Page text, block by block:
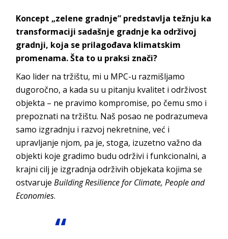
Koncept „zelene gradnje” predstavlja težnju ka
transformaciji sadašnje gradnje ka održivoj
gradnji, koja se prilagođava klimatskim
promenama. Šta to u praksi znači?
Kao lider na tržištu, mi u MPC-u razmišljamo
dugoročno, a kada su u pitanju kvalitet i održivost
objekta – ne pravimo kompromise, po čemu smo i
prepoznati na tržištu. Naš posao ne podrazumeva
samo izgradnju i razvoj nekretnine, već i
upravljanje njom, pa je, stoga, izuzetno važno da
objekti koje gradimo budu održivi i funkcionalni, a
krajni cilj je izgradnja održivih objekata kojima se
ostvarujeBuilding Resilience for Climate, People and
Economies.